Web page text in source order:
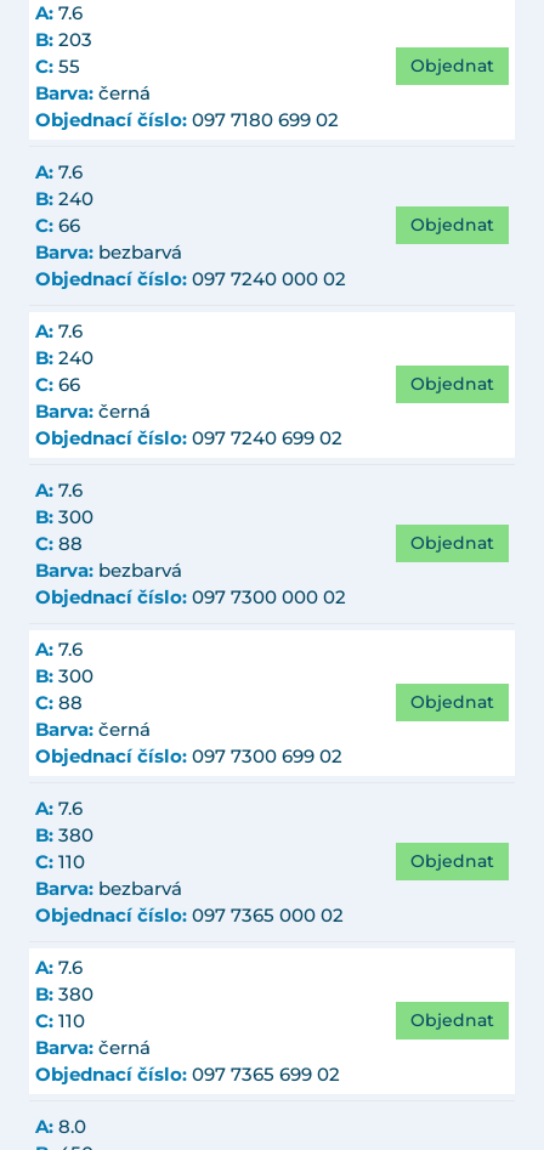
A: 7.6
B: 203
C: 55
Barva: černá
Objednací číslo: 097 7180 699 02
Objednat
A: 7.6
B: 240
C: 66
Barva: bezbarvá
Objednací číslo: 097 7240 000 02
Objednat
A: 7.6
B: 240
C: 66
Barva: černá
Objednací číslo: 097 7240 699 02
Objednat
A: 7.6
B: 300
C: 88
Barva: bezbarvá
Objednací číslo: 097 7300 000 02
Objednat
A: 7.6
B: 300
C: 88
Barva: černá
Objednací číslo: 097 7300 699 02
Objednat
A: 7.6
B: 380
C: 110
Barva: bezbarvá
Objednací číslo: 097 7365 000 02
Objednat
A: 7.6
B: 380
C: 110
Barva: černá
Objednací číslo: 097 7365 699 02
Objednat
A: 8.0